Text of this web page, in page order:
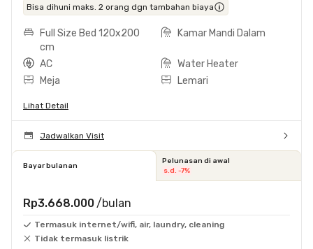
Bisa dihuni maks. 2 orang dgn tambahan biaya
Full Size Bed 120x200
cm
Kamar Mandi Dalam
AC
Water Heater
Meja
Lemari
Lihat Detail
Jadwalkan Visit
Bayar bulanan
Pelunasan di awal
s.d. -7%
Rp3.668.000 /bulan
Termasuk internet/wifi, air, laundry, cleaning
Tidak termasuk listrik